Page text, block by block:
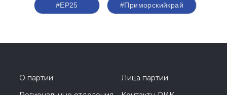
#ЕР25 #Приморскийкрай
О партии
Лица партии